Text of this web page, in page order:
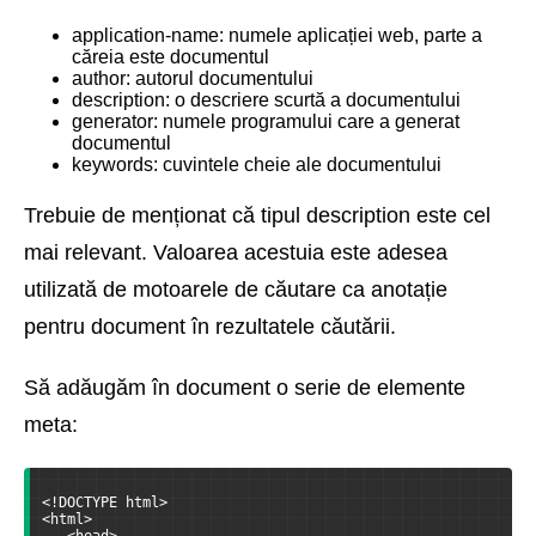
application-name: numele aplicației web, parte a
căreia este documentul
author: autorul documentului
description: o descriere scurtă a documentului
generator: numele programului care a generat
documentul
keywords: cuvintele cheie ale documentului
Trebuie de menționat că tipul description este cel
mai relevant. Valoarea acestuia este adesea
utilizată de motoarele de căutare ca anotație
pentru document în rezultatele căutării.
Să adăugăm în document o serie de elemente
meta:
<!DOCTYPE html>
<html>